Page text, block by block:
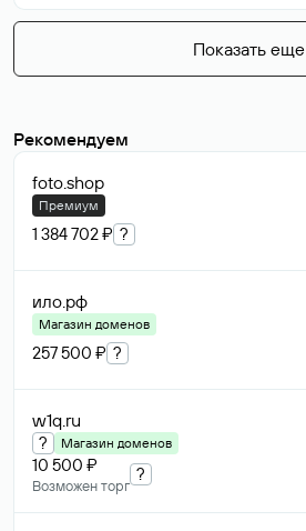
Показать еще
Рекомендуем
foto.shop
Премиум
1 384 702 ₽ ?
ило.рф
Магазин доменов
257 500 ₽ ?
w1q.ru
? Магазин доменов
10 500 ₽
Возможен торг
?